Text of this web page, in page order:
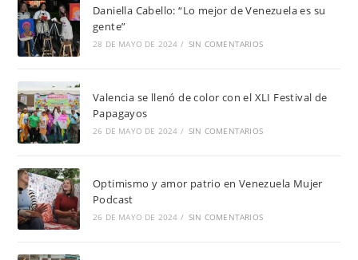
Daniella Cabello: “Lo mejor de Venezuela es su
gente”
28 DE MAYO DE 2024 / SIN COMENTARIOS
Valencia se llenó de color con el XLI Festival de
Papagayos
26 DE MAYO DE 2024 / SIN COMENTARIOS
Optimismo y amor patrio en Venezuela Mujer
Podcast
26 DE MAYO DE 2024 / SIN COMENTARIOS